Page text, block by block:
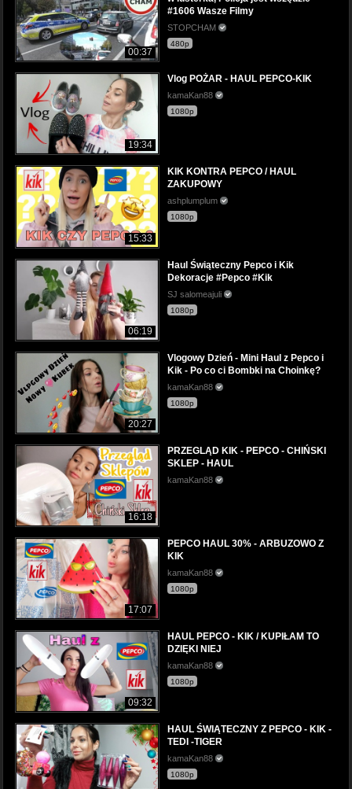
00:37
#1606 Wasze Filmy
STOPCHAM
480p
19:34
Vlog POŻAR - HAUL PEPCO-KIK
kamaKan88
1080p
15:33
KIK KONTRA PEPCO / HAUL
ZAKUPOWY
ashplumplum
1080p
06:19
Haul Świąteczny Pepco i Kik
Dekoracje #Pepco #Kik
SJ salomeajuli
1080p
20:27
Vlogowy Dzień - Mini Haul z Pepco i
Kik - Po co ci Bombki na Choinkę?
kamaKan88
1080p
16:18
PRZEGLĄD KIK - PEPCO - CHIŃSKI
SKLEP - HAUL
kamaKan88
17:07
PEPCO HAUL 30% - ARBUZOWO Z
KIK
kamaKan88
1080p
09:32
HAUL PEPCO - KIK / KUPIŁAM TO
DZIĘKI NIEJ
kamaKan88
1080p
HAUL ŚWIĄTECZNY Z PEPCO - KIK -
TEDI -TIGER
kamaKan88
1080p